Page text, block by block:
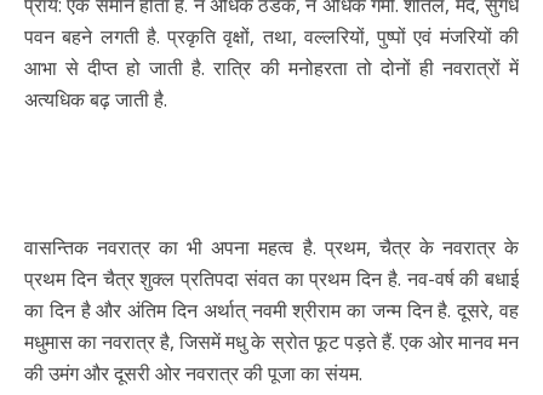
प्राय: एक समान होता है. न अधिक ठंडक, न अधिक गर्मी. शीतल, मंद, सुगंध
पवन बहने लगती है. प्रकृति वृक्षों, तथा, वल्लरियों, पुष्पों एवं मंजरियों की
आभा से दीप्त हो जाती है. रात्रि की मनोहरता तो दोनों ही नवरात्रों में
अत्यधिक बढ़ जाती है.
वासन्तिक नवरात्र का भी अपना महत्व है. प्रथम, चैत्र के नवरात्र के
प्रथम दिन चैत्र शुक्ल प्रतिपदा संवत का प्रथम दिन है. नव-वर्ष की बधाई
का दिन है और अंतिम दिन अर्थात् नवमी श्रीराम का जन्म दिन है. दूसरे, वह
मधुमास का नवरात्र है, जिसमें मधु के स्रोत फूट पड़ते हैं. एक ओर मानव मन
की उमंग और दूसरी ओर नवरात्र की पूजा का संयम.